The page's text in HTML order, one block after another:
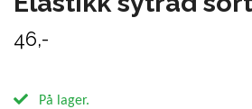
46,-
På lager.